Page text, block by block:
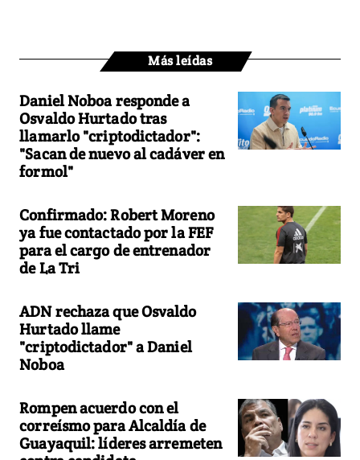
Más leídas
Daniel Noboa responde a
Osvaldo Hurtado tras
llamarlo "criptodictador":
"Sacan de nuevo al cadáver en
formol"
Confirmado: Robert Moreno
ya fue contactado por la FEF
para el cargo de entrenador
de La Tri
ADN rechaza que Osvaldo
Hurtado llame
"criptodictador" a Daniel
Noboa
Rompen acuerdo con el
correísmo para Alcaldía de
Guayaquil: líderes arremeten